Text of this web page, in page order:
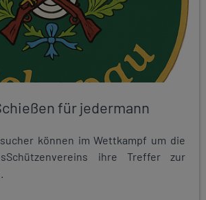
für jedermann
können im Wettkampf um die
ihre Treffer zur